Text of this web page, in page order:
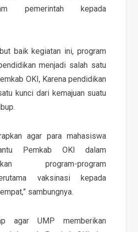
pemerintah kepada
baik kegiatan ini, program
menjadi salah satu
OKI, Karena pendidikan
kunci dari kemajuan suatu
agar para mahasiswa
Pemkab OKI dalam
program-program
vaksinasi kepada
sambungnya.
agar UMP memberikan